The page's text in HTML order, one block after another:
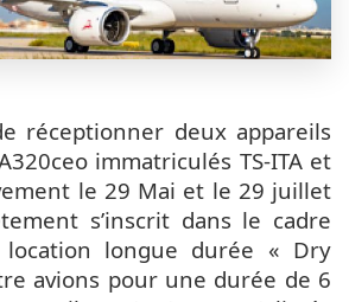
réceptionner deux appareils
immatriculés TS-ITA et
le 29 Mai et le 29 juillet
s’inscrit dans le cadre
location longue durée « Dry
avions pour une durée de 6